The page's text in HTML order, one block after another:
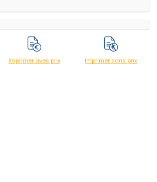
Imprimer avec prix Imprimer sans prix